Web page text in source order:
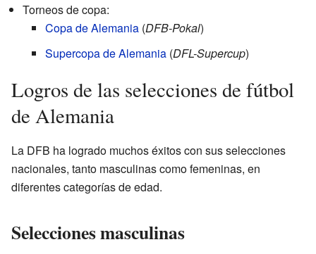
Torneos de copa:
Copa de Alemania (DFB-Pokal)
Supercopa de Alemania (DFL-Supercup)
Logros de las selecciones de fútbol
de Alemania
La DFB ha logrado muchos éxitos con sus selecciones
nacionales, tanto masculinas como femeninas, en
diferentes categorías de edad.
Selecciones masculinas